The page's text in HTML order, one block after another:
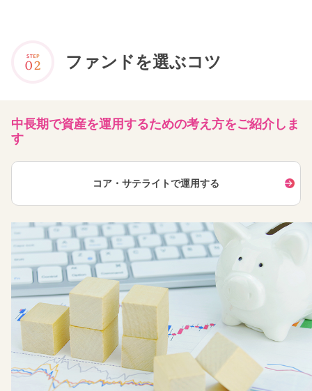
ファンドを選ぶコツ
中長期で資産を運用するための考え方をご紹介しま
す
コア・サテライトで運用する